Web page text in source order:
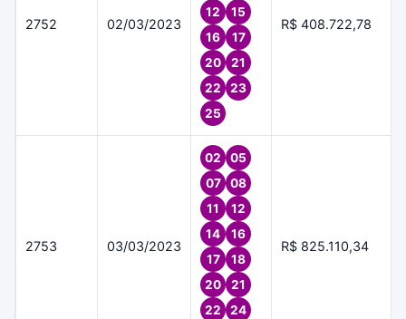
2752 02/03/2023
12
15
16
17
20
21
22
23
25
R$ 408.722,78
2753 03/03/2023
02
05
07
08
11
12
14
16
17
18
20
21
22
24
R$ 825.110,34